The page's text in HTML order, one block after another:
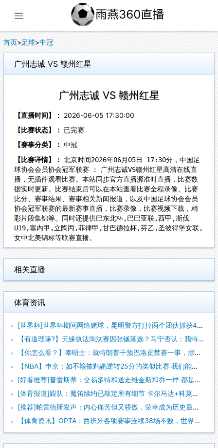
首页>足球>中冠
广州志诚 VS 赣州红星
广州志诚 VS 赣州红星
【直播时间】： 2026-06-05 17:30:00
【比赛状态】：
已完赛
【赛事分类】： 中冠
【比赛详情】： 北京时间2026年06月05日 17:30分，中国足
球协会会员协会冠军联赛 : 广州志诚VS赣州红星高清在线直
播，无插件观看比赛。本站同步官方直播源准时直播，比赛数
据实时更新。比赛结束后可以在本站查看比赛全程录像、比赛
比分、赛事结果、赛事相关新闻报道，以及中国足球协会会员
协会冠军联赛的最新赛事直播，比赛录像，比赛视频下载，精
彩片段集锦等。同时还提供巴东北杯,巴巴亚联,西甲,斯伐
U19,塞内甲,立陶丙,菲律甲,甘巴德拉杯,芬乙,圣彼得堡女联,
女中北美锦标等联赛直播。
相关直播
体育资讯
[世界杯]世界杯期间网络赌球，昆明警方打掉两个团伙抓获42人
【有道理嘛?】无缘执法淘汰赛因张铖落选？马宁否认：我特别清楚
【你怎么看？】泰晤士：就特朗普干预巴洛贡禁赛一事，挪威足协准
【NBA】申京：如不输被鹈鹕逆转25分的类似比赛 我们能拿下
[好看推荐]普雷斯蒂：交易多特和送走维金斯和乔一样 都是出于
[体育报道]跟队：魔笛续约已敲定所有细节 卡尔马达+科莫托也
[推荐]帕雷德斯发声：内心痛苦但又骄傲，荣幸成为历史最佳阿根
【体育资讯】OPTA：西班牙各项赛事连续38场不败，世界杯夺